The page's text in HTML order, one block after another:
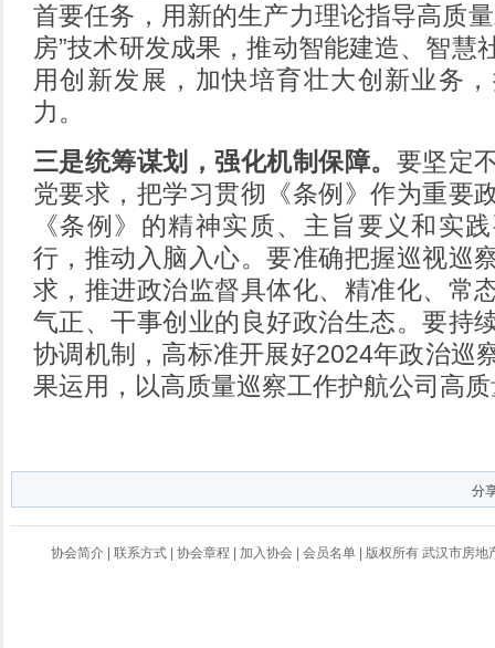
首要任务，用新的生产力理论指导高质
房”技术研发成果，推动智能建造、智慧
用创新发展，加快培育壮大创新业务
力。
三是统筹谋划，强化机制保障。 要坚定
党要求，把学习贯彻《条例》作为重要
《条例》的精神实质、主旨要义和实
行，推动入脑入心。要准确把握巡视巡
求，推进政治监督具体化、精准化、常
气正、干事创业的良好政治生态。要持
协调机制，高标准开展好2024年政治巡
果运用，以高质量巡察工作护航公司高
分
协会简介| 联系方式| 协会章程 加入协会| 会员名单| 版权所有 武汉市房地